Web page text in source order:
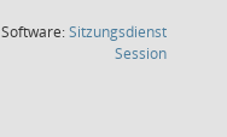
Software:Sitzungsdienst
Session(Wird in